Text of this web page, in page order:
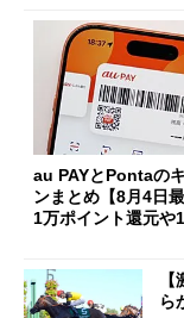
au PAYとPontaの
ンまとめ【8月4日
1万ポイント還元や
ら